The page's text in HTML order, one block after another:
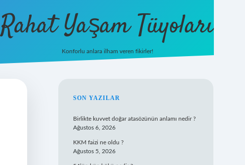
Rahat Yaşam Tüyoları
Konforlu anlara ilham veren fikirler!
SIDEBAR
SON YAZILAR
Birlikte kuvvet doğar atasözünün anlamı nedir ?
Ağustos 6, 2026
KKM faizi ne oldu ?
Ağustos 5, 2026